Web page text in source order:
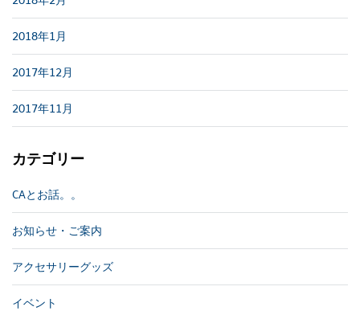
2018年1月
2017年12月
2017年11月
カテゴリー
CAとお話。。
お知らせ・ご案内
アクセサリーグッズ
イベント